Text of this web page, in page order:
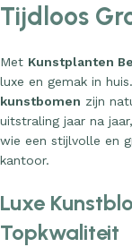
Tijdloos
Met Kunstplanten
luxe en gemak in
kunstbomen zijn
uitstraling jaar na
wie een stijlvolle en
kantoor.
Luxe
Topkwaliteit